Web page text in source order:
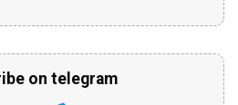
on telegram